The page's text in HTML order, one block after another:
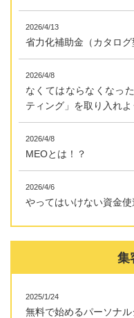
2026/4/13
省力化補助金（カタロ
2026/4/8
なくてはならなくなっ
ティング」を取り入れよ
2026/4/8
MEOとは！？
2026/4/6
やってはいけない資金
集
2025/1/24
無料で始めるパーソナ